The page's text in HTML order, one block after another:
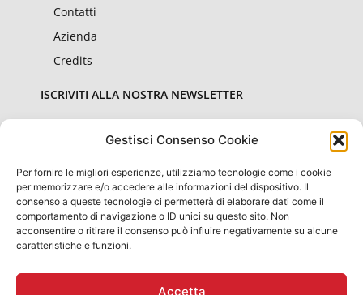
Gestisci Consenso Cookie
Per fornire le migliori esperienze, utilizziamo tecnologie come i cookie
per memorizzare e/o accedere alle informazioni del dispositivo. Il
consenso a queste tecnologie ci permetterà di elaborare dati come il
comportamento di navigazione o ID unici su questo sito. Non
acconsentire o ritirare il consenso può influire negativamente su alcune
caratteristiche e funzioni.
Accetta
Contatti
Azienda
Credits
ISCRIVITI ALLA NOSTRA NEWSLETTER
Dichiaro di aver letto e accettato le condizioni sullaprivacy
Invia